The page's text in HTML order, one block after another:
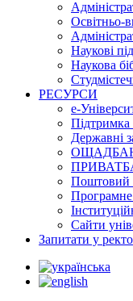
Освітньо-
Наукові
Наукова
РЕСУРСИ
е-
Підтримка
Державні
Поштовий
Програмне
Сайти
Запитати у